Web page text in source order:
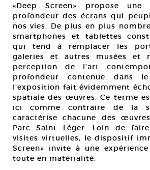
«Deep Screen» propose une
profondeur des écrans qui
nos vies. De plus en plus
smartphones et tablettes
qui tend à remplacer les
galeries et autres musées et
perception de l’art
profondeur contenue dans
l’exposition fait évidemment
spatiale des œuvres. Ce terme
ici comme contraire de la
caractérise chacune des
Parc Saint Léger. Loin de
visites virtuelles, le dispositif
Screen» invite à une
toute en matérialité.